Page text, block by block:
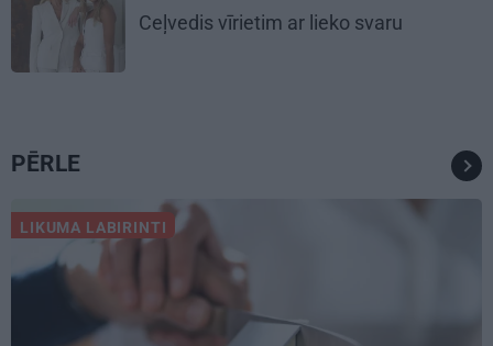
Ceļvedis vīrietim ar lieko svaru
PĒRLE
LIKUMA LABIRINTI